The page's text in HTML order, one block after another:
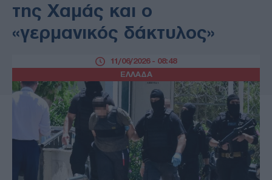
MEDIA
LIFESTYLE
SPORTS
ΑΥΤΟΔΙΟΙΚΗΣΗ
ΤΕΧΝΟΛΟΓΙΑ
ΠΑΡΑΞΕΝΑ
ΖΩΔΙΑ
ΑΡΘΡΟΓΡΑΦΙΑ
της Χαμάς και ο
«γερμανικός δάκτυλος»
ΕΛΛΑΔΑ
11/06/2026 - 08:48